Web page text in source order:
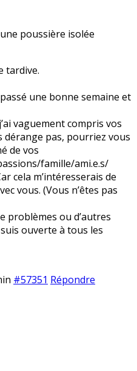
poussière isolée
tardive.
une bonne semaine et
vaguement compris vos
dérange pas, pourriez vous
de vos
famille/ami.e.s/
cela m’intéresserais de
vous. (Vous n’êtes pas
problèmes ou d’autres
ouverte à tous les
#57351 Répondre